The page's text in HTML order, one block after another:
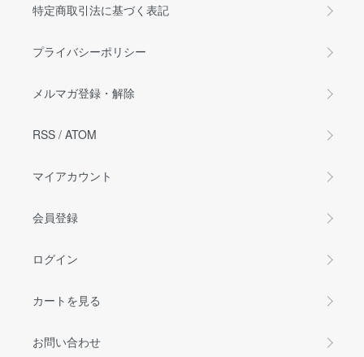
特定商取引法に基づく表記
プライバシーポリシー
メルマガ登録・解除
RSS / ATOM
マイアカウント
会員登録
ログイン
カートを見る
お問い合わせ